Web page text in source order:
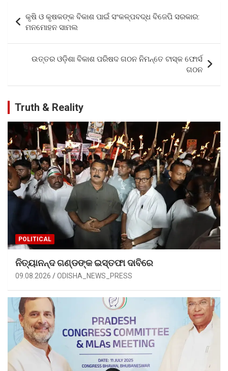
b
o
o
k
s
A
p
p
Post
navigation
କୃଷି ଓ କୃଷକଙ୍କ ବିକାଶ ପାଇଁ ସଂକଳ୍ପବଦ୍ଧ ବିଜେପି ସରକାର:
ମନମୋହନ ସାମଲ
ଉତ୍ତର ଓଡ଼ିଶା ବିକାଶ ପରିଷଦ ଗଠନ ନିମନ୍ତେ ଟାସ୍କ ଫୋର୍ସ
ଗଠନ
Truth & Reality
POLITICAL
ନିତ୍ୟାନନ୍ଦ ଗଣ୍ଡଙ୍କ ଇସ୍ତଫା ଦାବିରେ
09.08.2026 ODISHA_NEWS_PRESS